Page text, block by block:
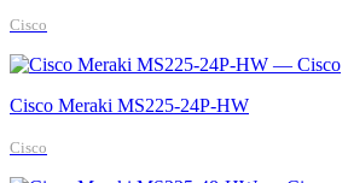
Cisco
Cisco Meraki MS225-24P-HW
Cisco